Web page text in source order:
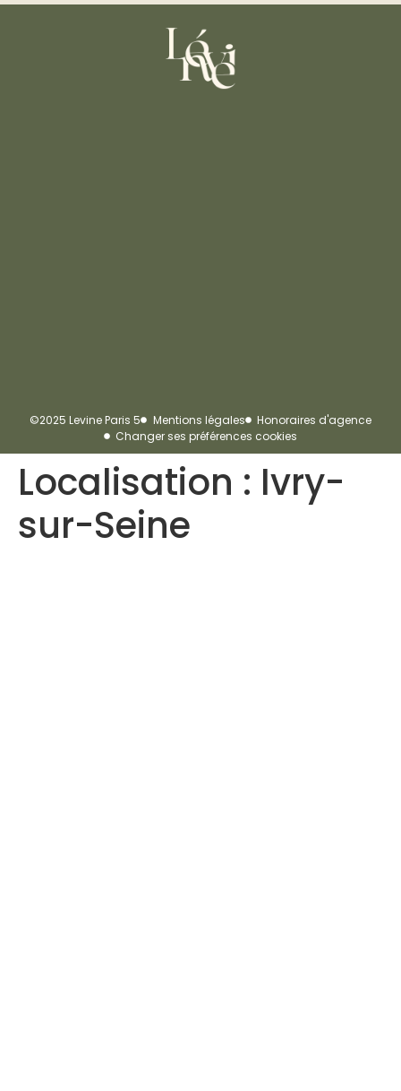
©2025 Levine Paris 5 Mentions légales
Honoraires d'agence
Changer ses préférences cookies
Localisation : Ivry-
sur-Seine